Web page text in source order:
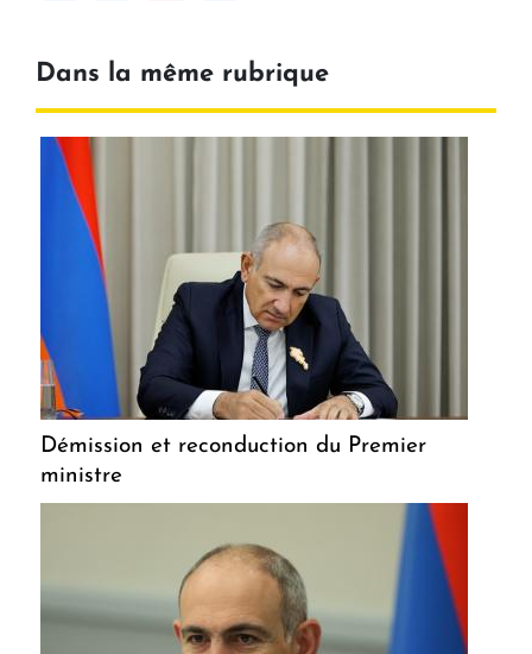
Dans la même rubrique
Démission et reconduction du Premier
ministre